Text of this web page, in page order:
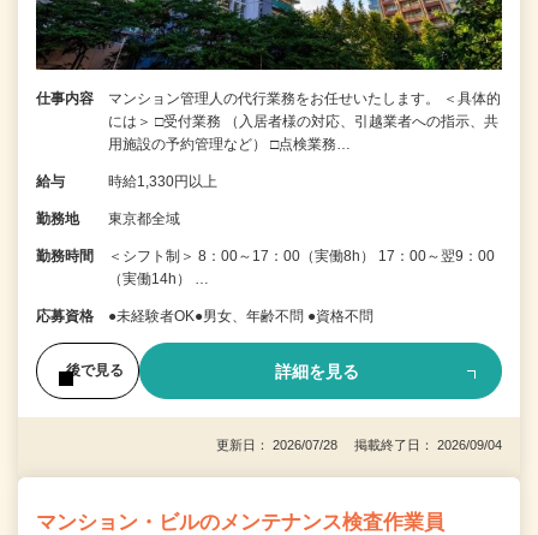
仕事内容
マンション管理人の代行業務をお任せいたします。 ＜具体的
には＞ □受付業務 （入居者様の対応、引越業者への指示、共
用施設の予約管理など） □点検業務…
給与 時給1,330円以上
勤務地 東京都全域
勤務時間
＜シフト制＞ 8：00～17：00（実働8h） 17：00～翌9：00
（実働14h） …
応募資格 ●未経験者OK●男女、年齢不問 ●資格不問
後で見る 詳細を見る
更新日： 2026/07/28 掲載終了日： 2026/09/04
マンション・ビルのメンテナンス検査作業員